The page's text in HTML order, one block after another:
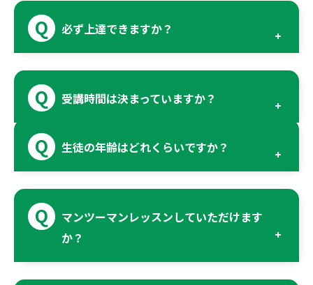
必ず上達できますか？
受講時間は決まっていますか？
生徒の年齢はどれくらいですか？
マンツーマンレッスンしていただけます
か？